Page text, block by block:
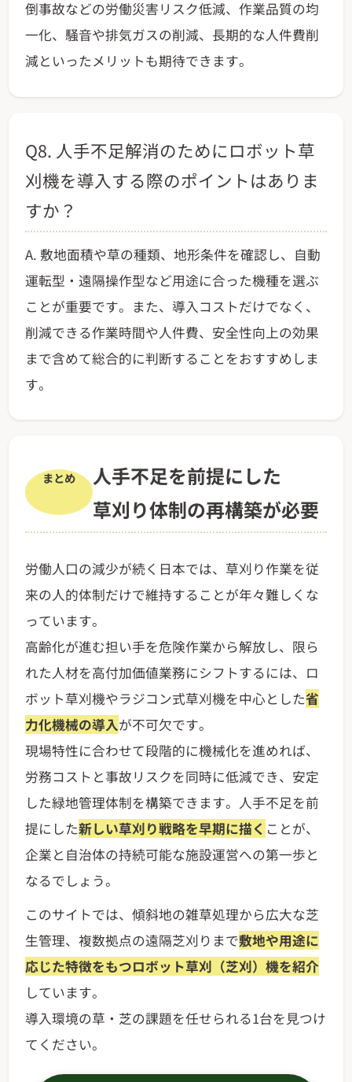
倒事故などの労働災害リスク低減、作業品質の均
一化、騒音や排気ガスの削減、長期的な人件費削
減といったメリットも期待できます。
Q8. 人手不足解消のためにロボット草
刈機を導入する際のポイントはありま
すか？
A. 敷地面積や草の種類、地形条件を確認し、自動
運転型・遠隔操作型など用途に合った機種を選ぶ
ことが重要です。また、導入コストだけでなく、
削減できる作業時間や人件費、安全性向上の効果
まで含めて総合的に判断することをおすすめしま
す。
まとめ
人手不足を前提にした
草刈り体制の再構築が必要
労働人口の減少が続く日本では、草刈り作業を従
来の人的体制だけで維持することが年々難しくな
っています。
高齢化が進む担い手を危険作業から解放し、限ら
れた人材を高付加価値業務にシフトするには、ロ
ボット草刈機やラジコン式草刈機を中心とした省
力化機械の導入が不可欠です。
現場特性に合わせて段階的に機械化を進めれば、
労務コストと事故リスクを同時に低減でき、安定
した緑地管理体制を構築できます。人手不足を前
提にした新しい草刈り戦略を早期に描く ことが、
企業と自治体の持続可能な施設運営への第一歩と
なるでしょう。
このサイトでは、傾斜地の雑草処理から広大な芝
生管理、複数拠点の遠隔芝刈りまで敷地や用途に
応じた特徴をもつロボット草刈（芝刈）機を紹介
しています。
導入環境の草・芝の課題を任せられる1台を見つけ
てください。